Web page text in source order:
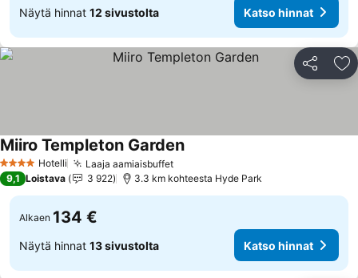
Näytä hinnat 12 sivustolta Katso hinnat
Jaa
4 Tähtiluokitus
Hotelli Laaja aamiaisbuffet
Miiro Templeton Garden
9,1 Loistava 3 922 3.3 km kohteesta Hyde Park
Alkaen 134 €
Näytä hinnat 13 sivustolta Katso hinnat